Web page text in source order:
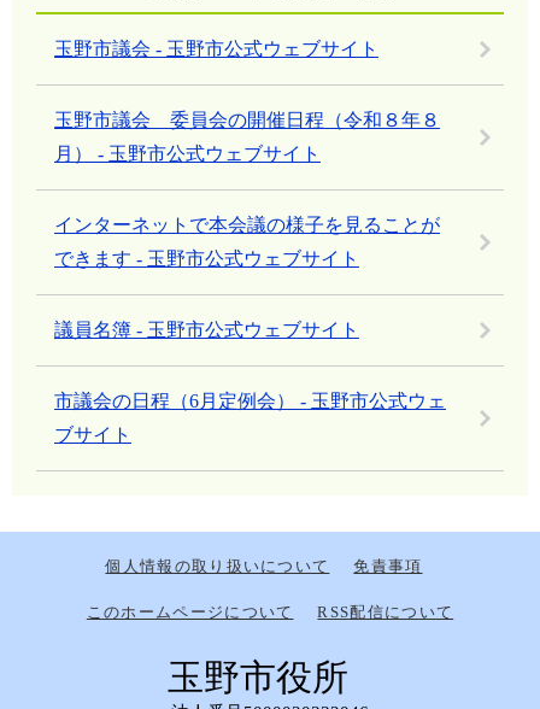
玉野市議会 - 玉野市公式ウェブサイト
玉野市議会 委員会の開催日程（令和８年８
月） - 玉野市公式ウェブサイト
インターネットで本会議の様子を見ることが
できます - 玉野市公式ウェブサイト
議員名簿 - 玉野市公式ウェブサイト
市議会の日程（6月定例会） - 玉野市公式ウェ
ブサイト
個人情報の取り扱いについて 免責事項
このホームページについて RSS配信について
玉野市役所